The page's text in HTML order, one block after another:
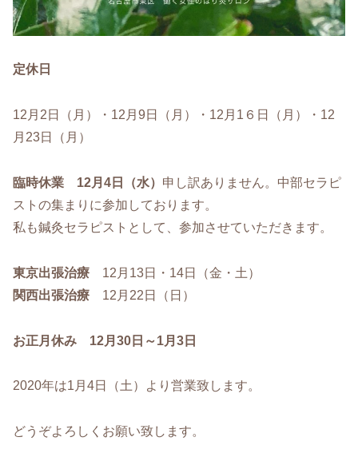
定休日
12月2日（月）・12月9日（月）・12月1６日（月）・12
月23日（月）
臨時休業 12月4日（水） 申し訳ありません。中部セラピ
ストの集まりに参加しております。
私も鍼灸セラピストとして、参加させていただきます。
東京出張治療 12月13日・14日（金・土）
関西出張治療 12月22日（日）
お正月休み 12月30日～1月3日
2020年は1月4日（土）より営業致します。
どうぞよろしくお願い致します。